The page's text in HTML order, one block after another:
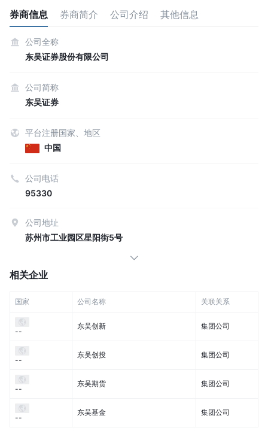
券商信息 券商简介 公司介绍 其他信息
公司全称
东吴证券股份有限公司
公司简称
东吴证券
平台注册国家、地区
中国
公司电话
95330
公司地址
苏州市工业园区星阳街5号
相关企业
国家 公司名称 关联关系
--
东吴创新 集团公司
--
东吴创投 集团公司
--
东吴期货 集团公司
--
东吴基金 集团公司